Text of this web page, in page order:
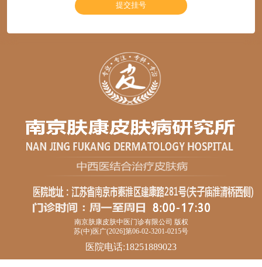
南京肤康皮肤中医门诊有限公司 版权
苏(中)医广(2026]第06-02-3201-0215号
医院电话:18251889023